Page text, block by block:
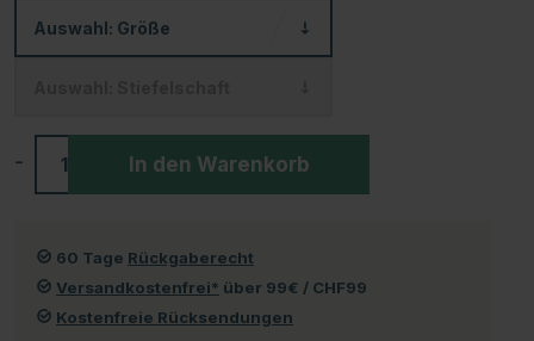
Auswahl: Größe
- In den Warenkorb
60 Tage Rückgaberecht
Versandkostenfrei* über 99€ / CHF99
Kostenfreie Rücksendungen